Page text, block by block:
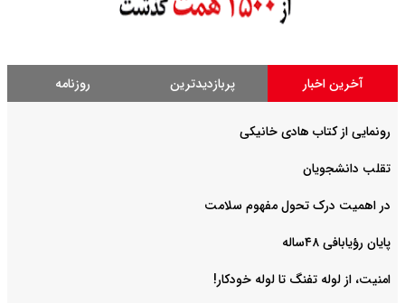
آخرین اخبار پربازدیدترین روزنامه
رونمایی از کتاب هادی خانیکی
‌تقلب دانشجویان
در اهمیت درک تحول مفهوم سلامت
پایان رؤیابافی ۴۸ساله
امنیت، از لوله تفنگ تا ‌لوله خودکار!